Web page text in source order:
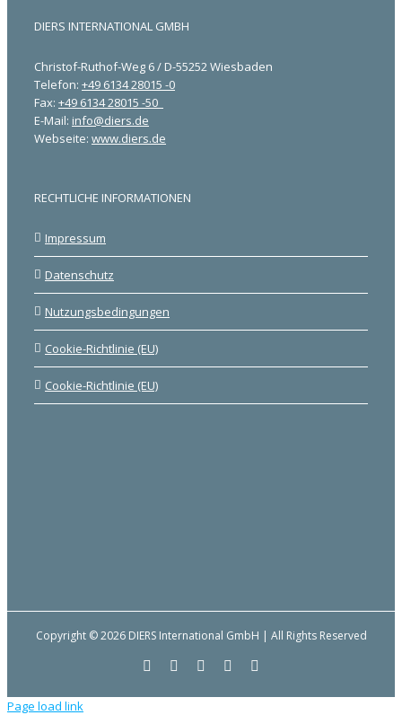
DIERS INTERNATIONAL GMBH
Christof-Ruthof-Weg 6 / D-55252 Wiesbaden
Telefon: +49 6134 28015 -0
Fax: +49 6134 28015 -50
E-Mail: info@diers.de
Webseite: www.diers.de
RECHTLICHE INFORMATIONEN
Impressum
Datenschutz
Nutzungsbedingungen
Cookie-Richtlinie (EU)
Cookie-Richtlinie (EU)
Copyright © 2026 DIERS International GmbH | All Rights Reserved
FacebookYouTubeLinkedIn
Page load link